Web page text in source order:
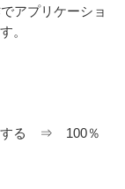
アプリケーショ
。
する ⇒ 100％